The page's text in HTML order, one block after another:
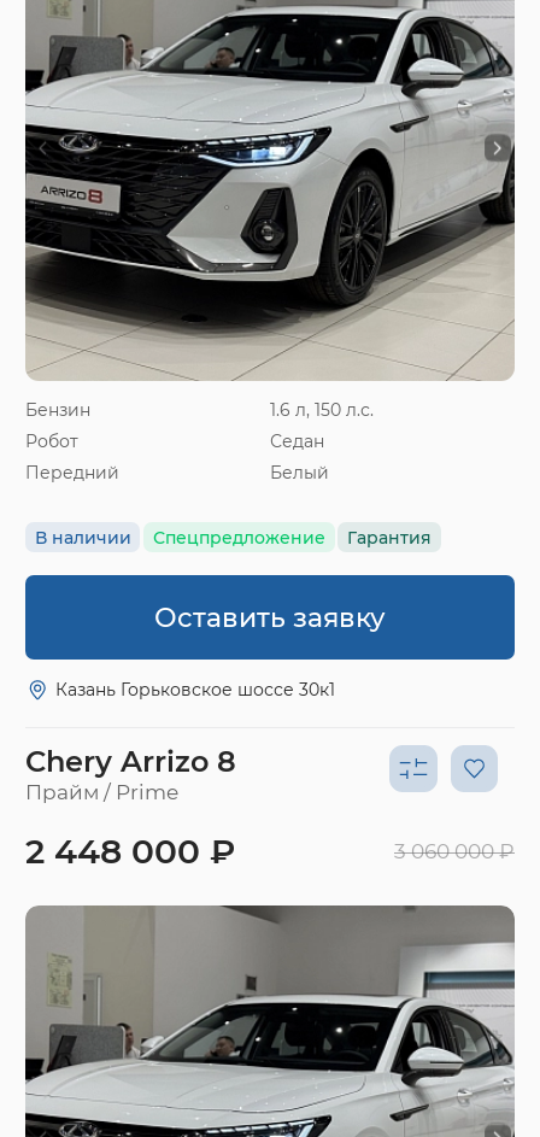
Бензин
1.6 л, 150 л.с.
Робот
Седан
Передний
Белый
В наличии Спецпредложение Гарантия
Оставить заявку
Казань Горьковское шоссе 30к1
Chery Arrizo 8
Прайм / Prime
2 448 000 ₽ 3 060 000 ₽